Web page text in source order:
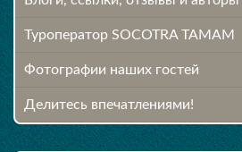
Туроператор SOCOTRA TAMAM
Фотографии наших гостей
Делитесь впечатлениями!